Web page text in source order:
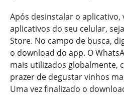
Após desinstalar o aplicativo,
aplicativos do seu celular,
Store. No campo de busca,
o download do app. O
mais utilizados globalmente,
prazer de degustar vinhos
Uma vez finalizado o